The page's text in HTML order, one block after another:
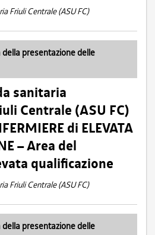
Friuli Centrale (ASU FC)
della presentazione delle
sanitaria
Centrale (ASU FC)
di ELEVATA
– Area del
qualificazione
Friuli Centrale (ASU FC)
della presentazione delle